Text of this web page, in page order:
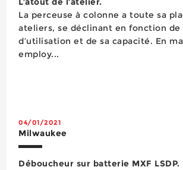
La perceuse à colonne a toute sa
ateliers, se déclinant en fonction de
d’utilisation et de sa capacité. En
employ...
04/01/2021
Milwaukee
Déboucheur sur batterie MXF LSDP.